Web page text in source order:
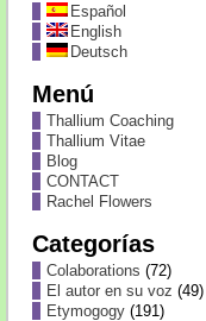
Español
English
Deutsch
Menú
Thallium Coaching
Thallium Vitae
Blog
CONTACT
Rachel Flowers
Categorías
Colaborations (72)
El autor en su voz (49)
Etymogogy(191)